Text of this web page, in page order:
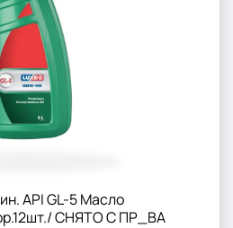
API GL-5 Масло
СНЯТО С ПР_ВА